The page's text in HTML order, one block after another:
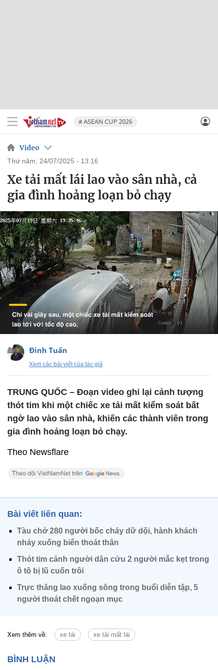
# ASEAN CUP 2026
Video
thứ năm, 24/07/2025 - 13:16
Xe tải mất lái lao vào sân nhà, cả
gia đình hoảng loạn bỏ chạy
Đinh Tuấn
Xem các bài viết của tác giả
TRUNG QUỐC – Đoạn video ghi lại cảnh tượng
thót tim khi một chiếc xe tải mất kiểm soát bất
ngờ lao vào sân nhà, khiến các thành viên trong
gia đình hoảng loạn bỏ chạy.
Theo Newsflare
Bài viết liên quan:
Tàu chở 280 người bốc cháy dữ dội, hành khách
nhảy xuống biển thoát thân
Thót tim cảnh người dân cứu 2 người mắc kẹt trong
ô tô bị lũ cuốn trôi
Trực thăng lao xuống sông trong buổi diễn tập, 5
người thoát chết ngoạn mục
Xem thêm về: xe tải xe tải mất lái